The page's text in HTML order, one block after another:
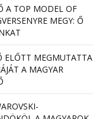
A TOP MODEL OF
MEGY: Ő
ELŐTT MEGMUTATTA
A MAGYAR